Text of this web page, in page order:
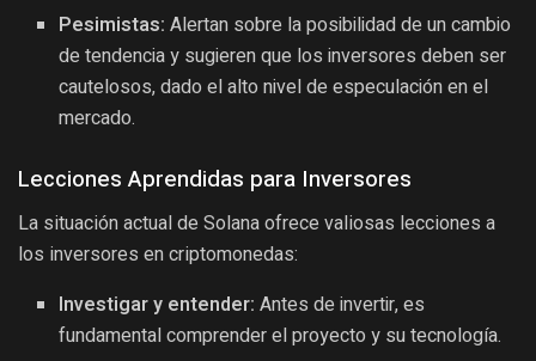
Pesimistas: Alertan sobre la posibilidad de un cambio
de tendencia y sugieren que los inversores deben ser
cautelosos, dado el alto nivel de especulación en el
mercado.
Lecciones Aprendidas para Inversores
La situación actual de Solana ofrece valiosas lecciones a
los inversores en criptomonedas:
Investigar y entender: Antes de invertir, es
fundamental comprender el proyecto y su tecnología.